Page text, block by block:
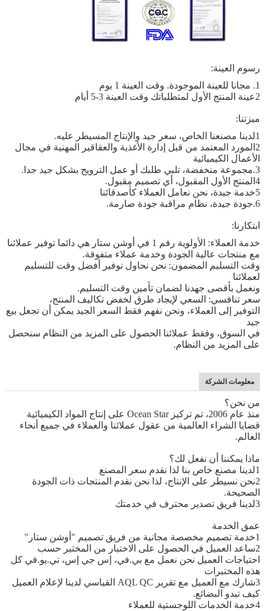
رسوم العينة:
1. مجانا للعينة الموجودة. وقت العينة 1 يوم
2عينة المنتج الأول لمتطلباتك وقت العينة 3-5 أيام
ميزتنا:
1لدينا مصنعنا الخاص، سعر جيد والإنتاج المسيطر عليه.
2المورد المعتمد من قبل إدارة الأغذية والعقاقير المهنية في مجال
الأعمال الكيميائية
3.مجموعة منخفضة، تلبي طلبك أو عمل الترويج بشكل جيد جدا.
4المنتج الأول المقبول، أي تصميم مقبول.
5خدمة جيدة، نحن نعامل العملاء كأصدقائنا
6.جودة جيدة، نظام مراقبة جودة صارمة.
ابتكارنا:
خدمة العملاء: الأولوية رقم 1 في أوشن ستار هي دائما توفير عملائنا
مع منتجات عالية الجودة وخدمة عملاء متفوقة.
وقت التسليم المضمون: نحن نحاول توفير أفضل وقت للتسليم
لعملائنا
ونعمل بأقصى جهدنا لضمان تأمين وقت التسليم.
سعر تنافسي: السعي لإيجاد طرق لخفض تكاليف المنتج،
التوفير إلى العملاء، ونحن نفهم فقط السعر الجيد يمكن أن تجعل بيع
جيد
في السوق، وفقط عملائنا الحصول على المزيد من النظام سنحصل
على المزيد من النظام.
معلومات الشركة
من نحن؟
منذ عام 2006، تم تركيز Ocean Star على إنتاج المواد الكيميائية
قضايا الشراء العالمية من عقول عملائنا والعملاء في جميع أنحاء
العالم.
ماذا يمكننا أن نفعل لك؟
1لدينا مصنع خاص بنا لذا نقدم سعر المصنع
2نحن نسيطر على الإنتاج، لذا نحن نقدم المنتجات ذات الجودة
الصحيحة.
3لدينا فريق تصدير محترف في خدمتك
عمق الخدمة
1خدمة تصميم مخصصة مجانية من فريق تصميم "أوشن ستار"
2ساعد العميل في الحصول على الاختبار من المختبر حسب
احتياجات العميل نحن نعمل مع بي.في، إس جي إس، تي.يو.في كل
هذه المختبرات
3شارك مع العميل مع تقرير AQL QC القياسي لدينا لإعلام العميل
كيف تبدو البضائع.
4خدمة الخدمات اللوجستية للعملاء